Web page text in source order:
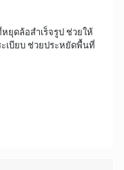
ยุดล้อสำเร็จรูป ช่วยให้
เบียบ ช่วยประหยัดพื้นที่